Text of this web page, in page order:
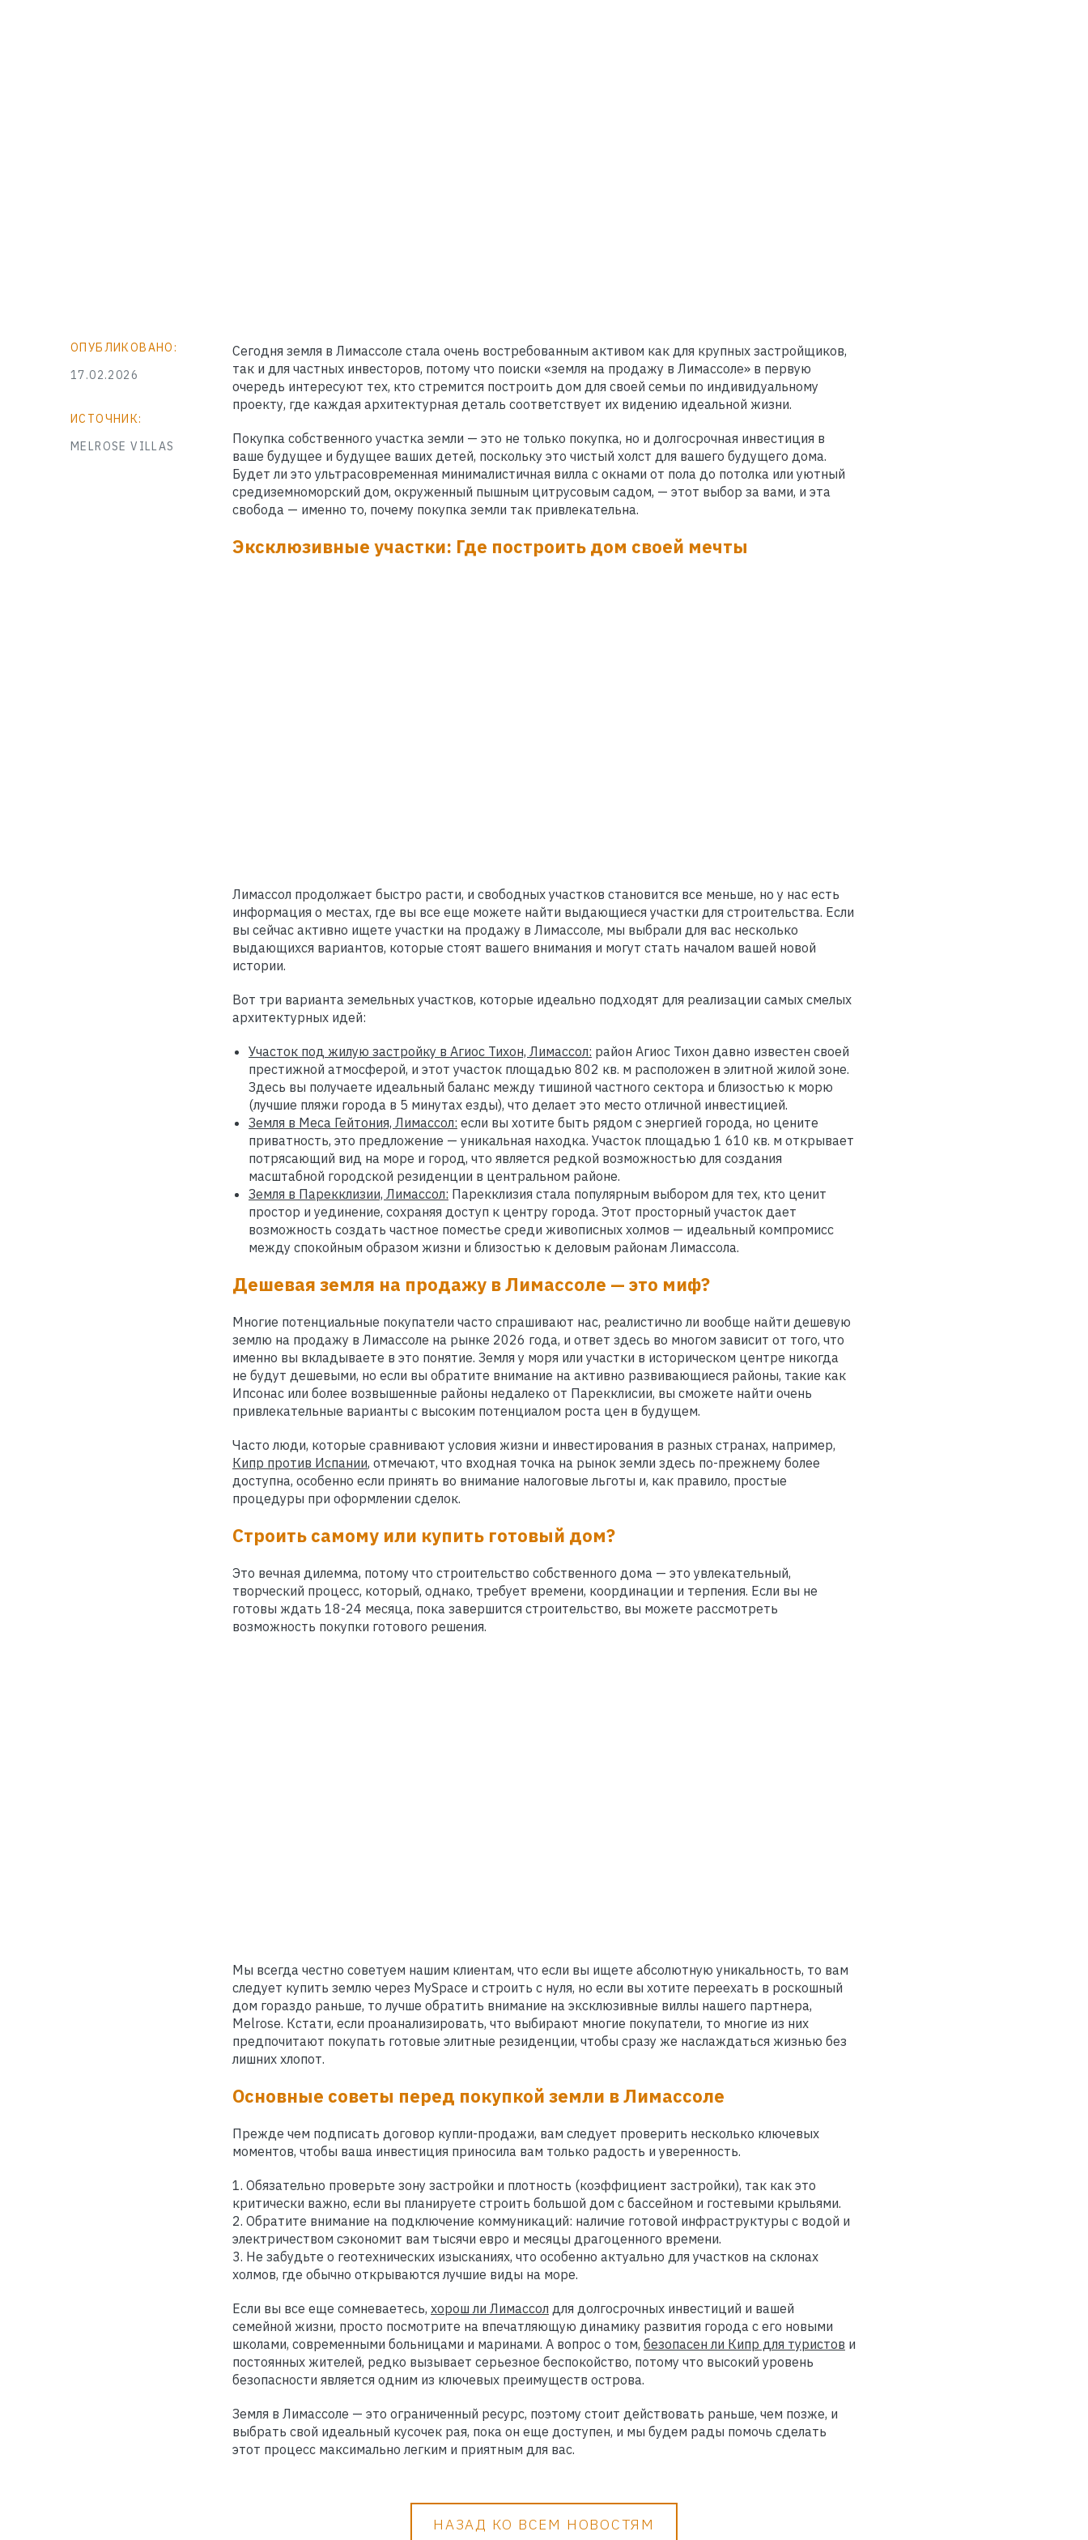
ОПУБЛИКОВАНО:
17.02.2026
ИСТОЧНИК:
MELROSE VILLAS
Сегодня земля в Лимассоле стала очень востребованным активом как для крупных застройщиков,
так и для частных инвесторов, потому что поиски «земля на продажу в Лимассоле» в первую
очередь интересуют тех, кто стремится построить дом для своей семьи по индивидуальному
проекту, где каждая архитектурная деталь соответствует их видению идеальной жизни.
Покупка собственного участка земли — это не только покупка, но и долгосрочная инвестиция в
ваше будущее и будущее ваших детей, поскольку это чистый холст для вашего будущего дома.
Будет ли это ультрасовременная минималистичная вилла с окнами от пола до потолка или уютный
средиземноморский дом, окруженный пышным цитрусовым садом, — этот выбор за вами, и эта
свобода — именно то, почему покупка земли так привлекательна.
Эксклюзивные участки: Где построить дом своей мечты
Лимассол продолжает быстро расти, и свободных участков становится все меньше, но у нас есть
информация о местах, где вы все еще можете найти выдающиеся участки для строительства. Если
вы сейчас активно ищете участки на продажу в Лимассоле, мы выбрали для вас несколько
выдающихся вариантов, которые стоят вашего внимания и могут стать началом вашей новой
истории.
Вот три варианта земельных участков, которые идеально подходят для реализации самых смелых
архитектурных идей:
Участок под жилую застройку в Агиос Тихон, Лимассол: район Агиос Тихон давно известен своей
престижной атмосферой, и этот участок площадью 802 кв. м расположен в элитной жилой зоне.
Здесь вы получаете идеальный баланс между тишиной частного сектора и близостью к морю
(лучшие пляжи города в 5 минутах езды), что делает это место отличной инвестицией.
Земля в Меса Гейтония, Лимассол: если вы хотите быть рядом с энергией города, но цените
приватность, это предложение — уникальная находка. Участок площадью 1 610 кв. м открывает
потрясающий вид на море и город, что является редкой возможностью для создания
масштабной городской резиденции в центральном районе.
Земля в Парекклизии, Лимассол: Парекклизия стала популярным выбором для тех, кто ценит
простор и уединение, сохраняя доступ к центру города. Этот просторный участок дает
возможность создать частное поместье среди живописных холмов — идеальный компромисс
между спокойным образом жизни и близостью к деловым районам Лимассола.
Дешевая земля на продажу в Лимассоле — это миф?
Многие потенциальные покупатели часто спрашивают нас, реалистично ли вообще найти дешевую
землю на продажу в Лимассоле на рынке 2026 года, и ответ здесь во многом зависит от того, что
именно вы вкладываете в это понятие. Земля у моря или участки в историческом центре никогда
не будут дешевыми, но если вы обратите внимание на активно развивающиеся районы, такие как
Ипсонас или более возвышенные районы недалеко от Парекклисии, вы сможете найти очень
привлекательные варианты с высоким потенциалом роста цен в будущем.
Часто люди, которые сравнивают условия жизни и инвестирования в разных странах, например,
Кипр против Испании, отмечают, что входная точка на рынок земли здесь по-прежнему более
доступна, особенно если принять во внимание налоговые льготы и, как правило, простые
процедуры при оформлении сделок.
Строить самому или купить готовый дом?
Это вечная дилемма, потому что строительство собственного дома — это увлекательный,
творческий процесс, который, однако, требует времени, координации и терпения. Если вы не
готовы ждать 18-24 месяца, пока завершится строительство, вы можете рассмотреть
возможность покупки готового решения.
Мы всегда честно советуем нашим клиентам, что если вы ищете абсолютную уникальность, то вам
следует купить землю через MySpace и строить с нуля, но если вы хотите переехать в роскошный
дом гораздо раньше, то лучше обратить внимание на эксклюзивные виллы нашего партнера,
Melrose. Кстати, если проанализировать, что выбирают многие покупатели, то многие из них
предпочитают покупать готовые элитные резиденции, чтобы сразу же наслаждаться жизнью без
лишних хлопот.
Основные советы перед покупкой земли в Лимассоле
Прежде чем подписать договор купли-продажи, вам следует проверить несколько ключевых
моментов, чтобы ваша инвестиция приносила вам только радость и уверенность.
1. Обязательно проверьте зону застройки и плотность (коэффициент застройки), так как это
критически важно, если вы планируете строить большой дом с бассейном и гостевыми крыльями.
2. Обратите внимание на подключение коммуникаций: наличие готовой инфраструктуры с водой и
электричеством сэкономит вам тысячи евро и месяцы драгоценного времени.
3. Не забудьте о геотехнических изысканиях, что особенно актуально для участков на склонах
холмов, где обычно открываются лучшие виды на море.
Если вы все еще сомневаетесь, хорош ли Лимассол для долгосрочных инвестиций и вашей
семейной жизни, просто посмотрите на впечатляющую динамику развития города с его новыми
школами, современными больницами и маринами. А вопрос о том, безопасен ли Кипр для туристов и
постоянных жителей, редко вызывает серьезное беспокойство, потому что высокий уровень
безопасности является одним из ключевых преимуществ острова.
Земля в Лимассоле — это ограниченный ресурс, поэтому стоит действовать раньше, чем позже, и
выбрать свой идеальный кусочек рая, пока он еще доступен, и мы будем рады помочь сделать
этот процесс максимально легким и приятным для вас.
НАЗАД КО ВСЕМ НОВОСТЯМ